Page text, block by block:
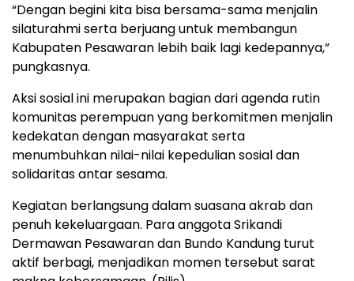
“Dengan begini kita bisa bersama-sama menjalin
silaturahmi serta berjuang untuk membangun
Kabupaten Pesawaran lebih baik lagi kedepannya,”
pungkasnya.
Aksi sosial ini merupakan bagian dari agenda rutin
komunitas perempuan yang berkomitmen menjalin
kedekatan dengan masyarakat serta
menumbuhkan nilai-nilai kepedulian sosial dan
solidaritas antar sesama.
Kegiatan berlangsung dalam suasana akrab dan
penuh kekeluargaan. Para anggota Srikandi
Dermawan Pesawaran dan Bundo Kandung turut
aktif berbagi, menjadikan momen tersebut sarat